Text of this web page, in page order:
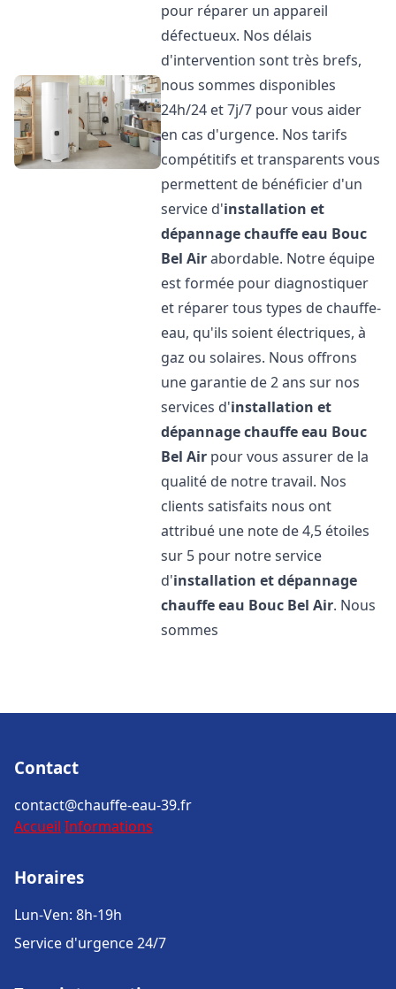
pour réparer un appareil
défectueux. Nos délais
d'intervention sont très brefs,
nous sommes disponibles
24h/24 et 7j/7 pour vous aider
en cas d'urgence. Nos tarifs
compétitifs et transparents vous
permettent de bénéficier d'un
service d'installation et
dépannage chauffe eau Bouc
Bel Airabordable. Notre équipe
est formée pour diagnostiquer
et réparer tous types de chauffe-
eau, qu'ils soient électriques, à
gaz ou solaires. Nous offrons
une garantie de 2 ans sur nos
services d'installation et
dépannage chauffe eau Bouc
Bel Air pour vous assurer de la
qualité de notre travail. Nos
clients satisfaits nous ont
attribué une note de 4,5 étoiles
sur 5 pour notre service
d'installation et dépannage
chauffe eau Bouc Bel Air. Nous
sommes
Contact
contact@chauffe-eau-39.fr
Accueil Informations
Horaires
Lun-Ven: 8h-19h
Service d'urgence 24/7